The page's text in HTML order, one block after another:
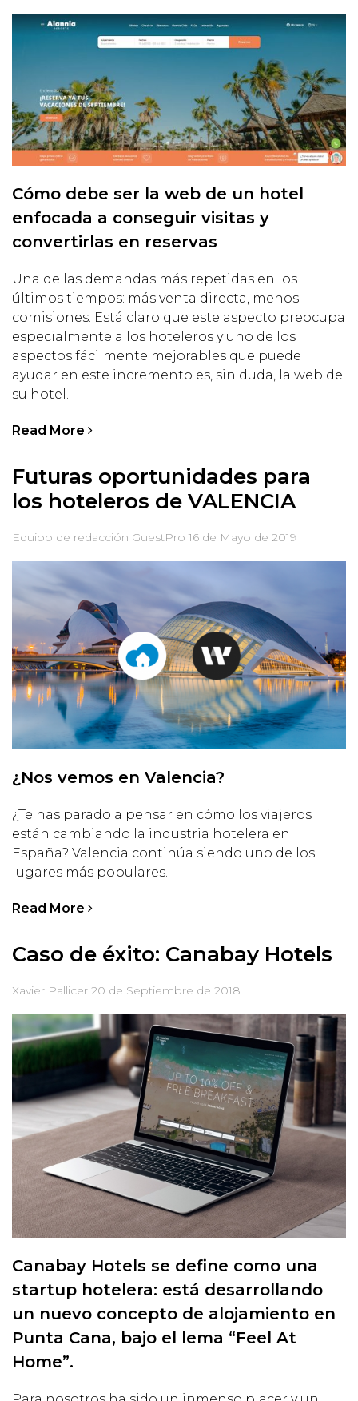
Cómo debe ser la web de un hotel
enfocada a conseguir visitas y
convertirlas en reservas
Una de las demandas más repetidas en los
últimos tiempos: más venta directa, menos
comisiones. Está claro que este aspecto preocupa
especialmente a los hoteleros y uno de los
aspectos fácilmente mejorables que puede
ayudar en este incremento es, sin duda, la web de
su hotel.
Read More
Futuras oportunidades para
los hoteleros de VALENCIA
Equipo de redacción GuestPro 16 de Mayo de 2019
¿Nos vemos en Valencia?
¿Te has parado a pensar en cómo los viajeros
están cambiando la industria hotelera en
España? Valencia continúa siendo uno de los
lugares más populares.
Read More
Caso de éxito: Canabay Hotels
Xavier Pallicer 20 de Septiembre de 2018
Canabay Hotels se define como una
startup hotelera: está desarrollando
un nuevo concepto de alojamiento en
Punta Cana, bajo el lema “Feel At
Home”.